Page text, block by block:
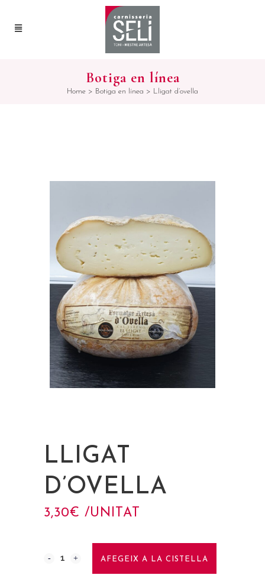
Botiga en línea
Home > Botiga en línea > Lligat d’ovella
LLIGAT
D’OVELLA
3,30€ /UNITAT
AFEGEIX A LA CISTELLA